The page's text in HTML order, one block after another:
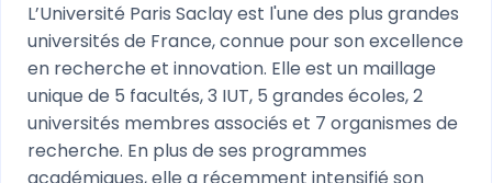
L’Université Paris Saclay est l'une des plus grandes
universités de France, connue pour son excellence
en recherche et innovation. Elle est un maillage
unique de 5 facultés, 3 IUT, 5 grandes écoles, 2
universités membres associés et 7 organismes de
recherche. En plus de ses programmes